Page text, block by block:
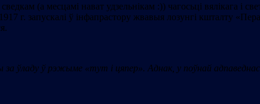
(а месцамі нават удзельнікам :)) чагосьці вялікага і
г. запускалі ў інфапрастору жвавыя лозунгі кшталту
ўладу ў рэжыме «тут і цяпер». Аднак, у поўнай